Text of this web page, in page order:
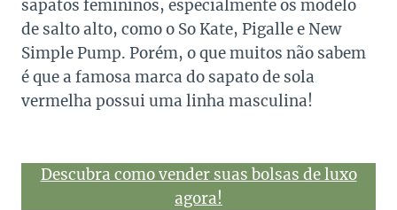
sapatos femininos, especialmente os modelo
de salto alto, como o So Kate, Pigalle e New
Simple Pump. Porém, o que muitos não sabem
é que a famosa marca do sapato de sola
vermelha possui uma linha masculina!
Descubra como vender suas bolsas de luxo
agora!